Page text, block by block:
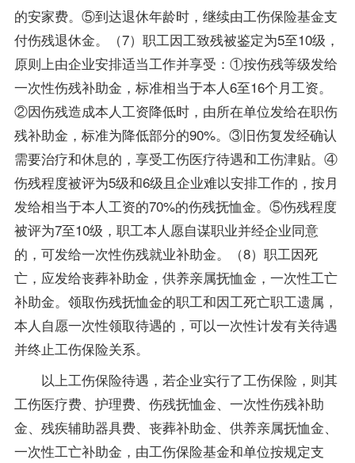
的安家费。⑤到达退休年龄时，继续由工伤保险基金支
付伤残退休金。（7）职工因工致残被鉴定为5至10级，
原则上由企业安排适当工作并享受：①按伤残等级发给
一次性伤残补助金，标准相当于本人6至16个月工资。
②因伤残造成本人工资降低时，由所在单位发给在职伤
残补助金，标准为降低部分的90%。③旧伤复发经确认
需要治疗和休息的，享受工伤医疗待遇和工伤津贴。④
伤残程度被评为5级和6级且企业难以安排工作的，按月
发给相当于本人工资的70%的伤残抚恤金。⑤伤残程度
被评为7至10级，职工本人愿自谋职业并经企业同意
的，可发给一次性伤残就业补助金。（8）职工因死
亡，应发给丧葬补助金，供养亲属抚恤金，一次性工亡
补助金。领取伤残抚恤金的职工和因工死亡职工遗属，
本人自愿一次性领取待遇的，可以一次性计发有关待遇
并终止工伤保险关系。
以上工伤保险待遇，若企业实行了工伤保险，则其
工伤医疗费、护理费、伤残抚恤金、一次性伤残补助
金、残疾辅助器具费、丧葬补助金、供养亲属抚恤金、
一次性工亡补助金，由工伤保险基金和单位按规定支